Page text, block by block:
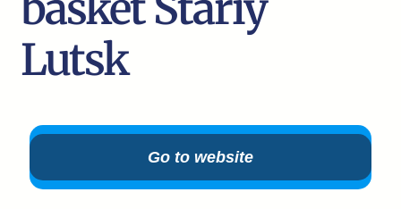
Lutsk
Go to website